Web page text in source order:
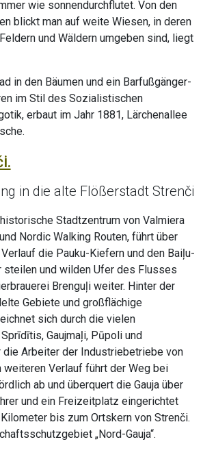
wie sonnendurchflutet. Von den
blickt man auf weite Wiesen, in deren
und Wäldern umgeben sind, liegt
in den Bäumen und ein Barfußgänger-
im Stil des Sozialistischen
erbaut im Jahr 1881, Lärchenallee
in die alte Flößerstadt Strenči
Stadtzentrum von Valmiera
Nordic Walking Routen, führt über
die Pauku-Kiefern und den Baiļu-
steilen und wilden Ufer des Flusses
Brenguļi weiter. Hinter der
Gebiete und großflächige
sich durch die vielen
Gaujmaļi, Pūpoli und
Arbeiter der Industriebetriebe von
weiteren Verlauf führt der Weg bei
ab und überquert die Gauja über
und ein Freizeitplatz eingerichtet
bis zum Ortskern von Strenči.
„Nord-Gauja“.